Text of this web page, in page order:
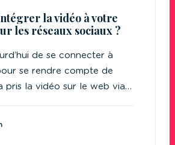
la vidéo à votre
les réseaux sociaux ?
de se connecter à
se rendre compte de
pris la vidéo sur le web via…